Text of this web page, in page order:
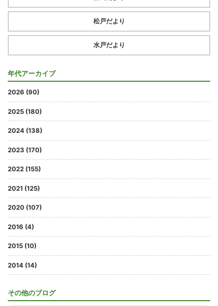
松戸だより
水戸だより
年代アーカイブ
2026 (90)
2025 (180)
2024 (138)
2023 (170)
2022 (155)
2021 (125)
2020 (107)
2016 (4)
2015 (10)
2014 (14)
その他のブログ